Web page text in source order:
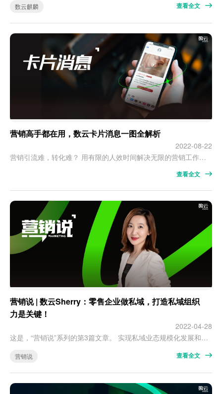
数云麒麟 查看全文
营销高手都在用，数云卡片消息一图全解析
2022-08-22
营销引流难，转化难？ 用有限的人效时间解决无限的营销工作，自然会顾此失彼、成本高企、收效甚微。 面对千人千面的营销引流转化需求，正确的解决之道是通过数字化营销工具让一切变得简单。 针对营销引流转化难的痛点，数云赢家运营神器卡片消息提供了全面解决方案。 下面，我们通过一张图来全面了解数云卡片消息智能化解决方案。
查看全文
营销说 | 数云Sherry：零售企业做私域，打造私域组织
力是关键！
2022-04-28
这是，“营销说”系列的第3篇文章。 实现私域业态规模化发展和重构增长格局，组织力支撑愈显重要。 “私域”热浪在2022年开端来看，依然有增无减。 一方面的风景是头部品牌在私域发展中站稳脚跟，并在私域中展开更深入的数字化应用；而另一方面风景是仍有一大批企业还在私域组织和业务模式中迷思徘徊。 实现私域规模化发展和重构增长格局，组织力支撑愈显重要。 企业组织能力，也是私域运营的核心支撑力。顾名思义，组织…
营销说 查看全文